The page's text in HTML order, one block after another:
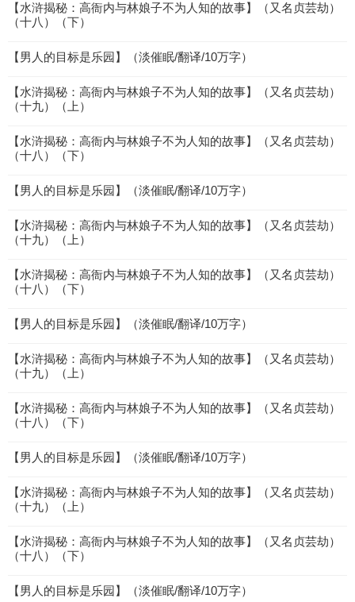
【水浒揭秘：高衙内与林娘子不为人知的故事】（又名贞芸劫）
（十八）（下）
【男人的目标是乐园】（淡催眠/翻译/10万字）
【水浒揭秘：高衙内与林娘子不为人知的故事】（又名贞芸劫）
（十九）（上）
【水浒揭秘：高衙内与林娘子不为人知的故事】（又名贞芸劫）
（十八）（下）
【男人的目标是乐园】（淡催眠/翻译/10万字）
【水浒揭秘：高衙内与林娘子不为人知的故事】（又名贞芸劫）
（十九）（上）
【水浒揭秘：高衙内与林娘子不为人知的故事】（又名贞芸劫）
（十八）（下）
【男人的目标是乐园】（淡催眠/翻译/10万字）
【水浒揭秘：高衙内与林娘子不为人知的故事】（又名贞芸劫）
（十九）（上）
【水浒揭秘：高衙内与林娘子不为人知的故事】（又名贞芸劫）
（十八）（下）
【男人的目标是乐园】（淡催眠/翻译/10万字）
【水浒揭秘：高衙内与林娘子不为人知的故事】（又名贞芸劫）
（十九）（上）
【水浒揭秘：高衙内与林娘子不为人知的故事】（又名贞芸劫）
（十八）（下）
【男人的目标是乐园】（淡催眠/翻译/10万字）